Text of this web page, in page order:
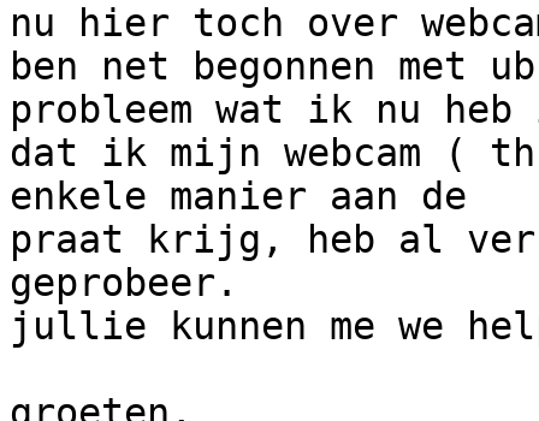
nu hier toch over
ben net begonnen met
probleem wat ik nu
dat ik mijn webcam (
enkele manier aan de
praat krijg, heb al
geprobeer.
jullie kunnen me we